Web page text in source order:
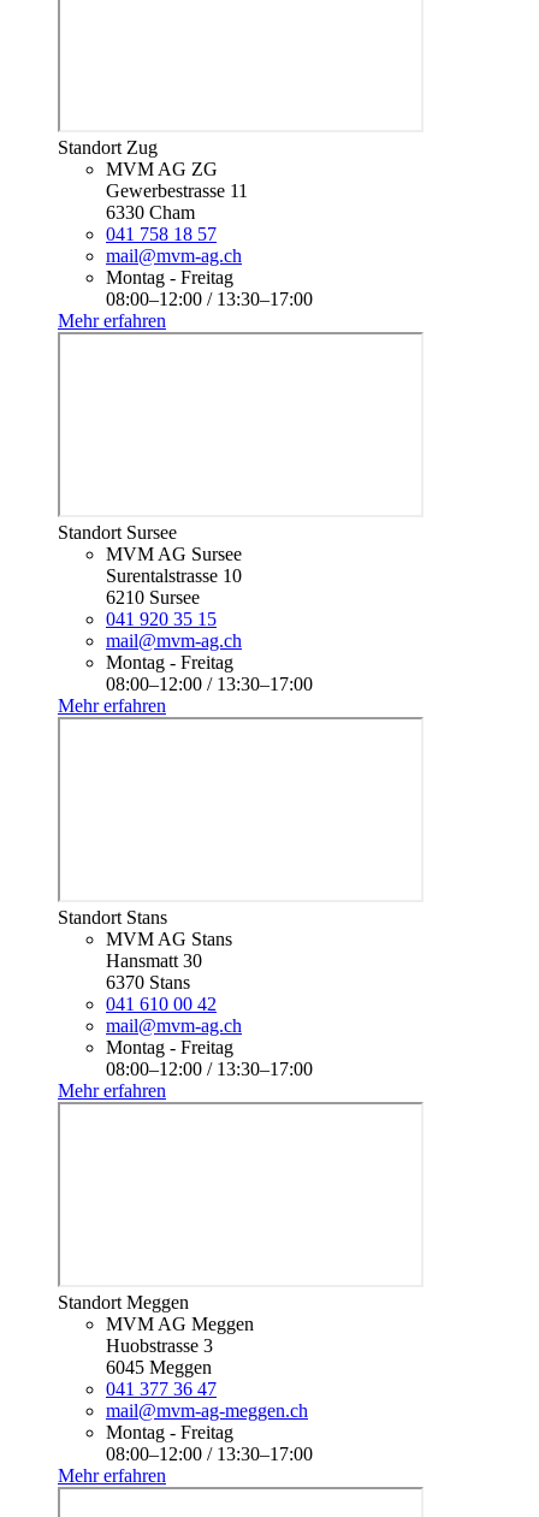
Standort Zug
MVM AG ZG
Gewerbestrasse 11
6330 Cham
041 758 18 57
mail@mvm-ag.ch
Montag - Freitag
08:00–12:00 / 13:30–17:00
Mehr erfahren
Standort Sursee
MVM AG Sursee
Surentalstrasse 10
6210 Sursee
041 920 35 15
mail@mvm-ag.ch
Montag - Freitag
08:00–12:00 / 13:30–17:00
Mehr erfahren
Standort Stans
MVM AG Stans
Hansmatt 30
6370 Stans
041 610 00 42
mail@mvm-ag.ch
Montag - Freitag
08:00–12:00 / 13:30–17:00
Mehr erfahren
Standort Meggen
MVM AG Meggen
Huobstrasse 3
6045 Meggen
041 377 36 47
mail@mvm-ag-meggen.ch
Montag - Freitag
08:00–12:00 / 13:30–17:00
Mehr erfahren